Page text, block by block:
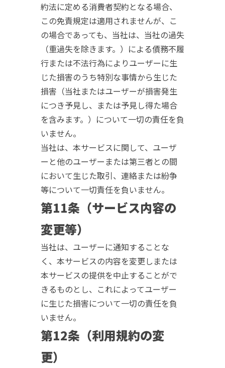
約法に定める消費者契約となる場合、
この免責規定は適用されませんが、こ
の場合であっても、当社は、当社の過失
（重過失を除きます。）による債務不履
行または不法行為によりユーザーに生
じた損害のうち特別な事情から生じた
損害（当社またはユーザーが損害発生
につき予見し、または予見し得た場合
を含みます。）について一切の責任を負
いません。
当社は、本サービスに関して、ユーザ
ーと他のユーザーまたは第三者との間
において生じた取引、連絡または紛争
等について一切責任を負いません。
第11条（サービス内容の
変更等）
当社は、ユーザーに通知することな
く、本サービスの内容を変更しまたは
本サービスの提供を中止することがで
きるものとし、これによってユーザー
に生じた損害について一切の責任を負
いません。
第12条（利用規約の変
更）